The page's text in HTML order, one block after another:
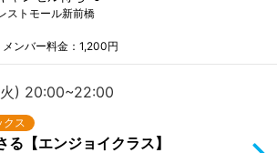
ストモール新前橋
ンバー料金：1,200円
) 20:00~22:00
クス
【エンジョイクラス】